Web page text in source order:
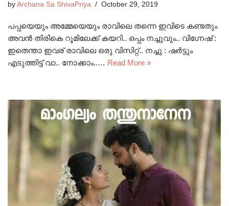
by Archana Sa ShivaPriya October 29, 2019
പപ്പയെയും അമ്മേയെയും രാവിലെ തന്നെ ഇവിടെ കണ്ടതും
അവൻ തിരികെ റൂമിലേക്ക് കയറി.. ഒപ്പം നച്ചുവും.. വിഗ്നേഷ് :
ഇതെന്താ ഇവര് രാവിലെ ഒരു വിസിറ്റ്.. നച്ചു : ഷർട്ടും
എടുത്തിട്ട് വാ.. നോക്കാം..… Read More »